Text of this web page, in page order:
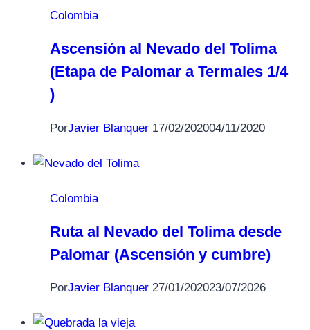
Colombia
Ascensión al Nevado del Tolima
(Etapa de Palomar a Termales 1/4
)
PorJavier Blanquer 17/02/202004/11/2020
Colombia
Ruta al Nevado del Tolima desde
Palomar (Ascensión y cumbre)
PorJavier Blanquer 27/01/202023/07/2026